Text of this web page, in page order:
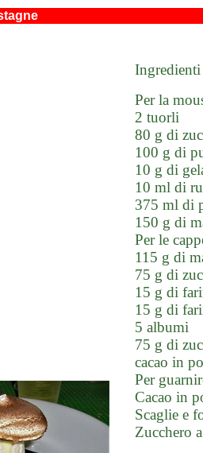
Per la
2 tuorli
80 g di
100 g di
10 g di
10 ml di
375 ml di
150 g di
Per le
115 g di
75 g di
15 g di
15 g di
5 albumi
75 g di
cacao in
Per
Cacao in
Scaglie e
Zucchero